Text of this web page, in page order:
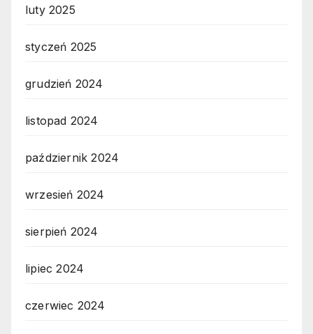
luty 2025
styczeń 2025
grudzień 2024
listopad 2024
październik 2024
wrzesień 2024
sierpień 2024
lipiec 2024
czerwiec 2024